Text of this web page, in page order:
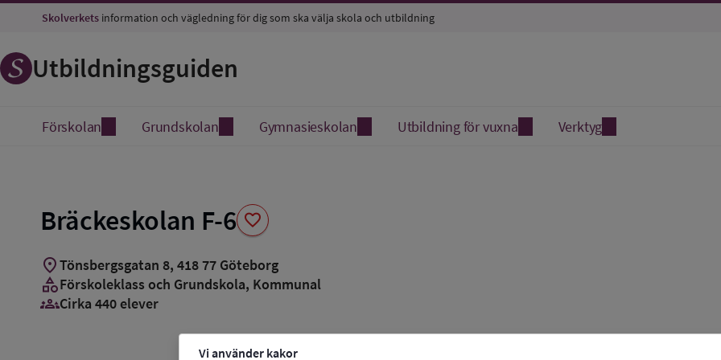
Vi använder kakor
Skolverkets information och vägledning för dig som ska välja skola och utbildning
Utbildningsguiden
Förskolan Grundskolan Gymnasieskolan Utbildning för vuxna Verktyg
Bräckeskolan F-6 favorite
Spara
location_onTönsbergsgatan 8, 418 77 Göteborg
categoryFörskoleklass och Grundskola, Kommunal
groups_3Cirka 440 elever